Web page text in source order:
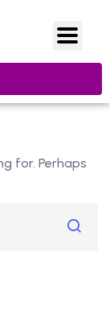
for. Perhaps